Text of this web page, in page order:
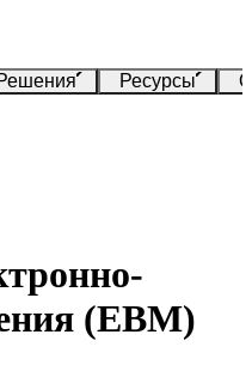
Ресурсы
(EBM)